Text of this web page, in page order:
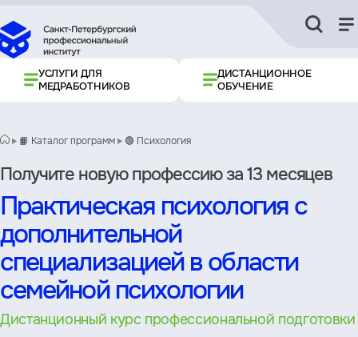
УСЛУГИ ДЛЯ
МЕДРАБОТНИКОВ
ДИСТАНЦИОННОЕ
ОБУЧЕНИЕ
📙 Каталог программ 🟢 Психология
Получите новую профессию за 13 месяцев
Практическая психология с
дополнительной
специализацией в области
семейной психологии
Дистанционный курс профессиональной подготовки